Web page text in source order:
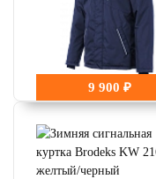
9 900 ₽